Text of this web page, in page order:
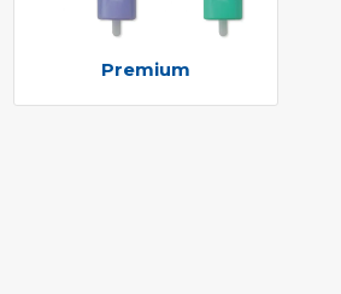
Premium